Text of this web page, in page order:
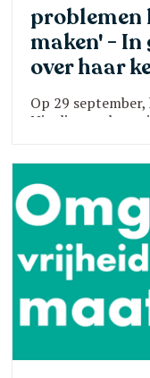
problemen
maken' -
over haar
Op 29
Nicoline
het feit dat er -
steeds hiaten zijn
en er meer zorg